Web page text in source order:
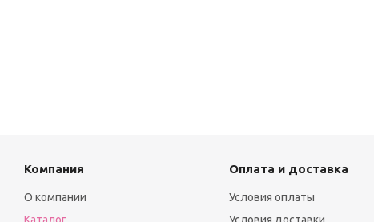
Компания
О компании
Оплата и доставка
Условия оплаты